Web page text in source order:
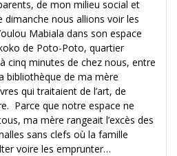
de mon milieu social et
dimanche nous allions voir les
Mabiala dans son espace
de Poto-Poto, quartier
cinq minutes de chez nous, entre
bibliothèque de ma mère
qui traitaient de l’art, de
Parce que notre espace ne
ma mère rangeait l’excès des
sans clefs où la famille
voire les emprunter…